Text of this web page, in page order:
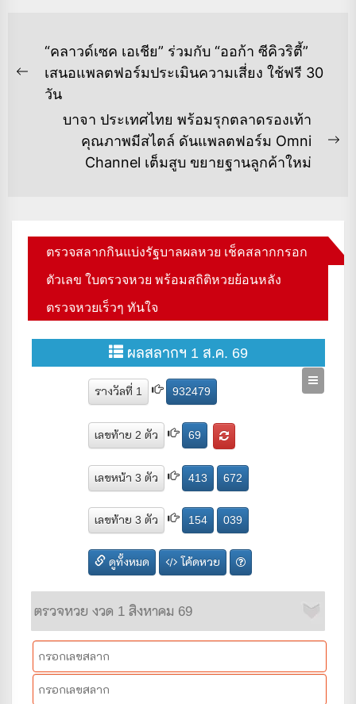
แนะแนว
เรื่อง
Previous
post:
“คลาวด์เซค เอเชีย” ร่วมกับ “ออก้า ซีคิวริตี้”
เสนอแพลตฟอร์มประเมินความเสี่ยง​ ใช้ฟรี 30
วัน
บาจา ประเทศไทย พร้อมรุกตลาดรองเท้า
คุณภาพมีสไตล์ ดันแพลตฟอร์ม Omni
Channel เต็มสูบ ขยายฐานลูกค้าใหม่
ตรวจสลากกินแบ่งรัฐบาลผลหวย เช็คสลากกรอก
ตัวเลข ใบตรวจหวย พร้อมสถิติหวยย้อนหลัง
ตรวจหวยเร็วๆ ทันใจ